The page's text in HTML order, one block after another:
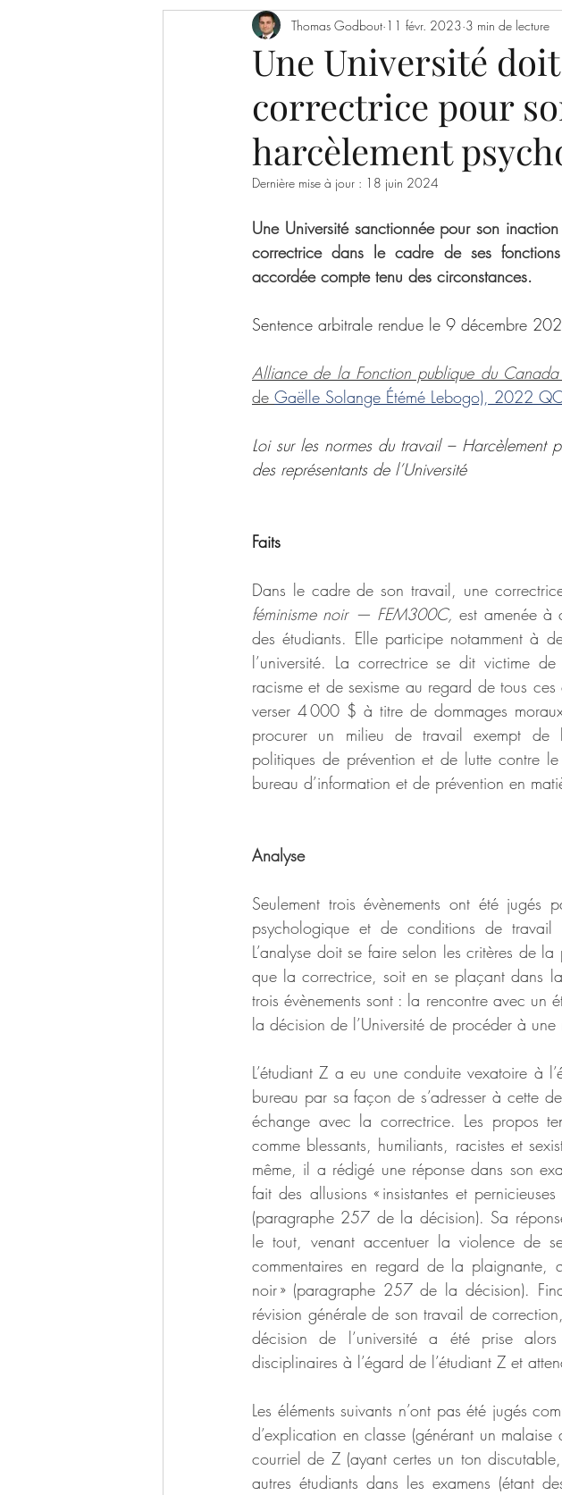
Articles de journaux Affaires étudiantes
Responsabilité du chercheur
Une Université
correctrice pour
harcèlement
Thomas Godbout 11 févr. 2023 3 min de lecture
Dernière mise à jour : 18 juin 2024
Une Université sanctionnée pour son
correctrice dans le cadre de ses
accordée compte tenu des circonstances.
Sentence arbitrale rendue le 9 décembre
Alliance de la Fonction publique du Canada
de Gaëlle Solange Étémé Lebogo), 2022
Loi sur les normes du travail – Harcèlement
des représentants de l’Université
Faits
Dans le cadre de son travail, une
féminisme noir — FEM300C, est amenée à
des étudiants. Elle participe notamment à
l’université. La correctrice se dit victime
racisme et de sexisme au regard de tous
verser 4 000 $ à titre de dommages
procurer un milieu de travail exempt de
politiques de prévention et de lutte contre
bureau d’information et de prévention en
Analyse
Seulement trois évènements ont été jugés
psychologique et de conditions de travail
L’analyse doit se faire selon les critères de
que la correctrice, soit en se plaçant dans
trois évènements sont : la rencontre avec
la décision de l’Université de procéder à
L’étudiant Z a eu une conduite vexatoire à
bureau par sa façon de s’adresser à cette
échange avec la correctrice. Les propos
comme blessants, humiliants, racistes et
même, il a rédigé une réponse dans son
fait des allusions « insistantes et
(paragraphe 257 de la décision). Sa
le tout, venant accentuer la violence de
commentaires en regard de la plaignante,
noir » (paragraphe 257 de la décision).
révision générale de son travail de
décision de l’université a été prise
disciplinaires à l’égard de l’étudiant Z et
Les éléments suivants n’ont pas été jugés
d’explication en classe (générant un malaise
courriel de Z (ayant certes un ton
autres étudiants dans les examens (étant